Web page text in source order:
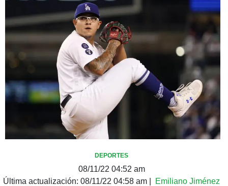
DEPORTES
08/11/22 04:52 am
Última actualización: 08/11/22 04:58 am Emiliano Jiménez